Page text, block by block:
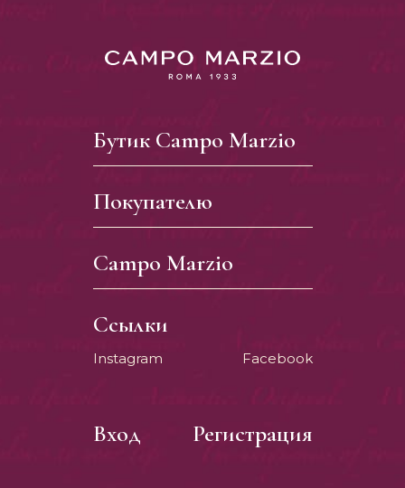
Бутик Campo Marzio
Покупателю
Campo Marzio
Ссылки
Instagram Facebook
Вход Регистрация